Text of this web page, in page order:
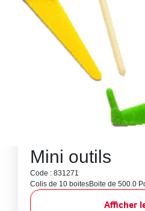
Mini outils
Code : 831271
Colis de 10 boitesBoite de 500.0
Afficher